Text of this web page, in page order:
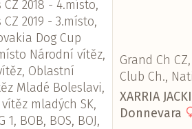
CZ 2018 - 4.místo,
CZ 2019 - 3.místo,
Dog Cup
Národní vítěz,
Oblastní
Mladé Boleslavi,
mladých SK,
1, BOB, BOS, BOJ,
Grand Ch CZ,
Club Ch.,
XARRIA
Donnevara